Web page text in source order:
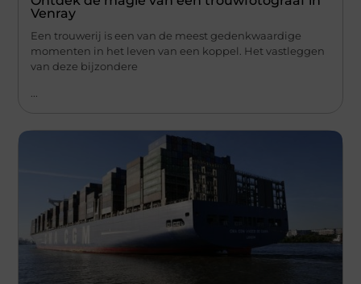
Venray
Een trouwerij is een van de meest gedenkwaardige
momenten in het leven van een koppel. Het vastleggen
van deze bijzondere
...